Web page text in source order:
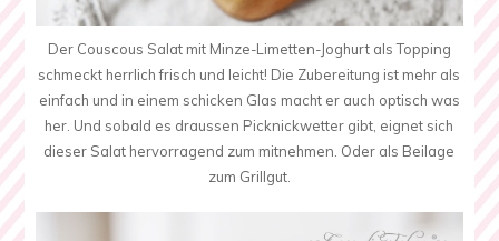
Der Couscous Salat mit Minze-Limetten-Joghurt als Topping
schmeckt herrlich frisch und leicht! Die Zubereitung ist mehr als
einfach und in einem schicken Glas macht er auch optisch was
her. Und sobald es draussen Picknickwetter gibt, eignet sich
dieser Salat hervorragend zum mitnehmen. Oder als Beilage
zum Grillgut.